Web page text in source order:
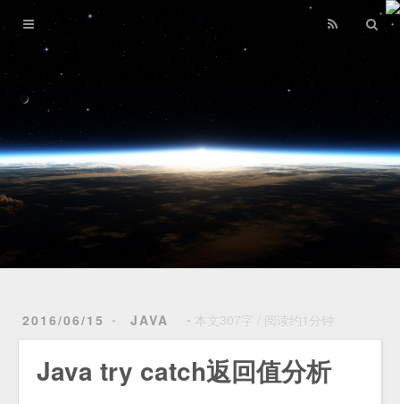
2016/06/15 JAVA 本文307字 / 阅读约1分钟
Java try catch返回值分析
home
opus
reading
riding